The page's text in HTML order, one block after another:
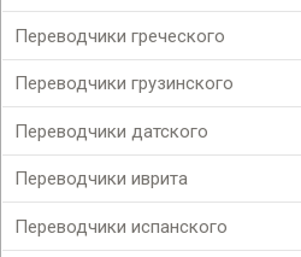
Переводчики греческого
Переводчики грузинского
Переводчики датского
Переводчики иврита
Переводчики испанского